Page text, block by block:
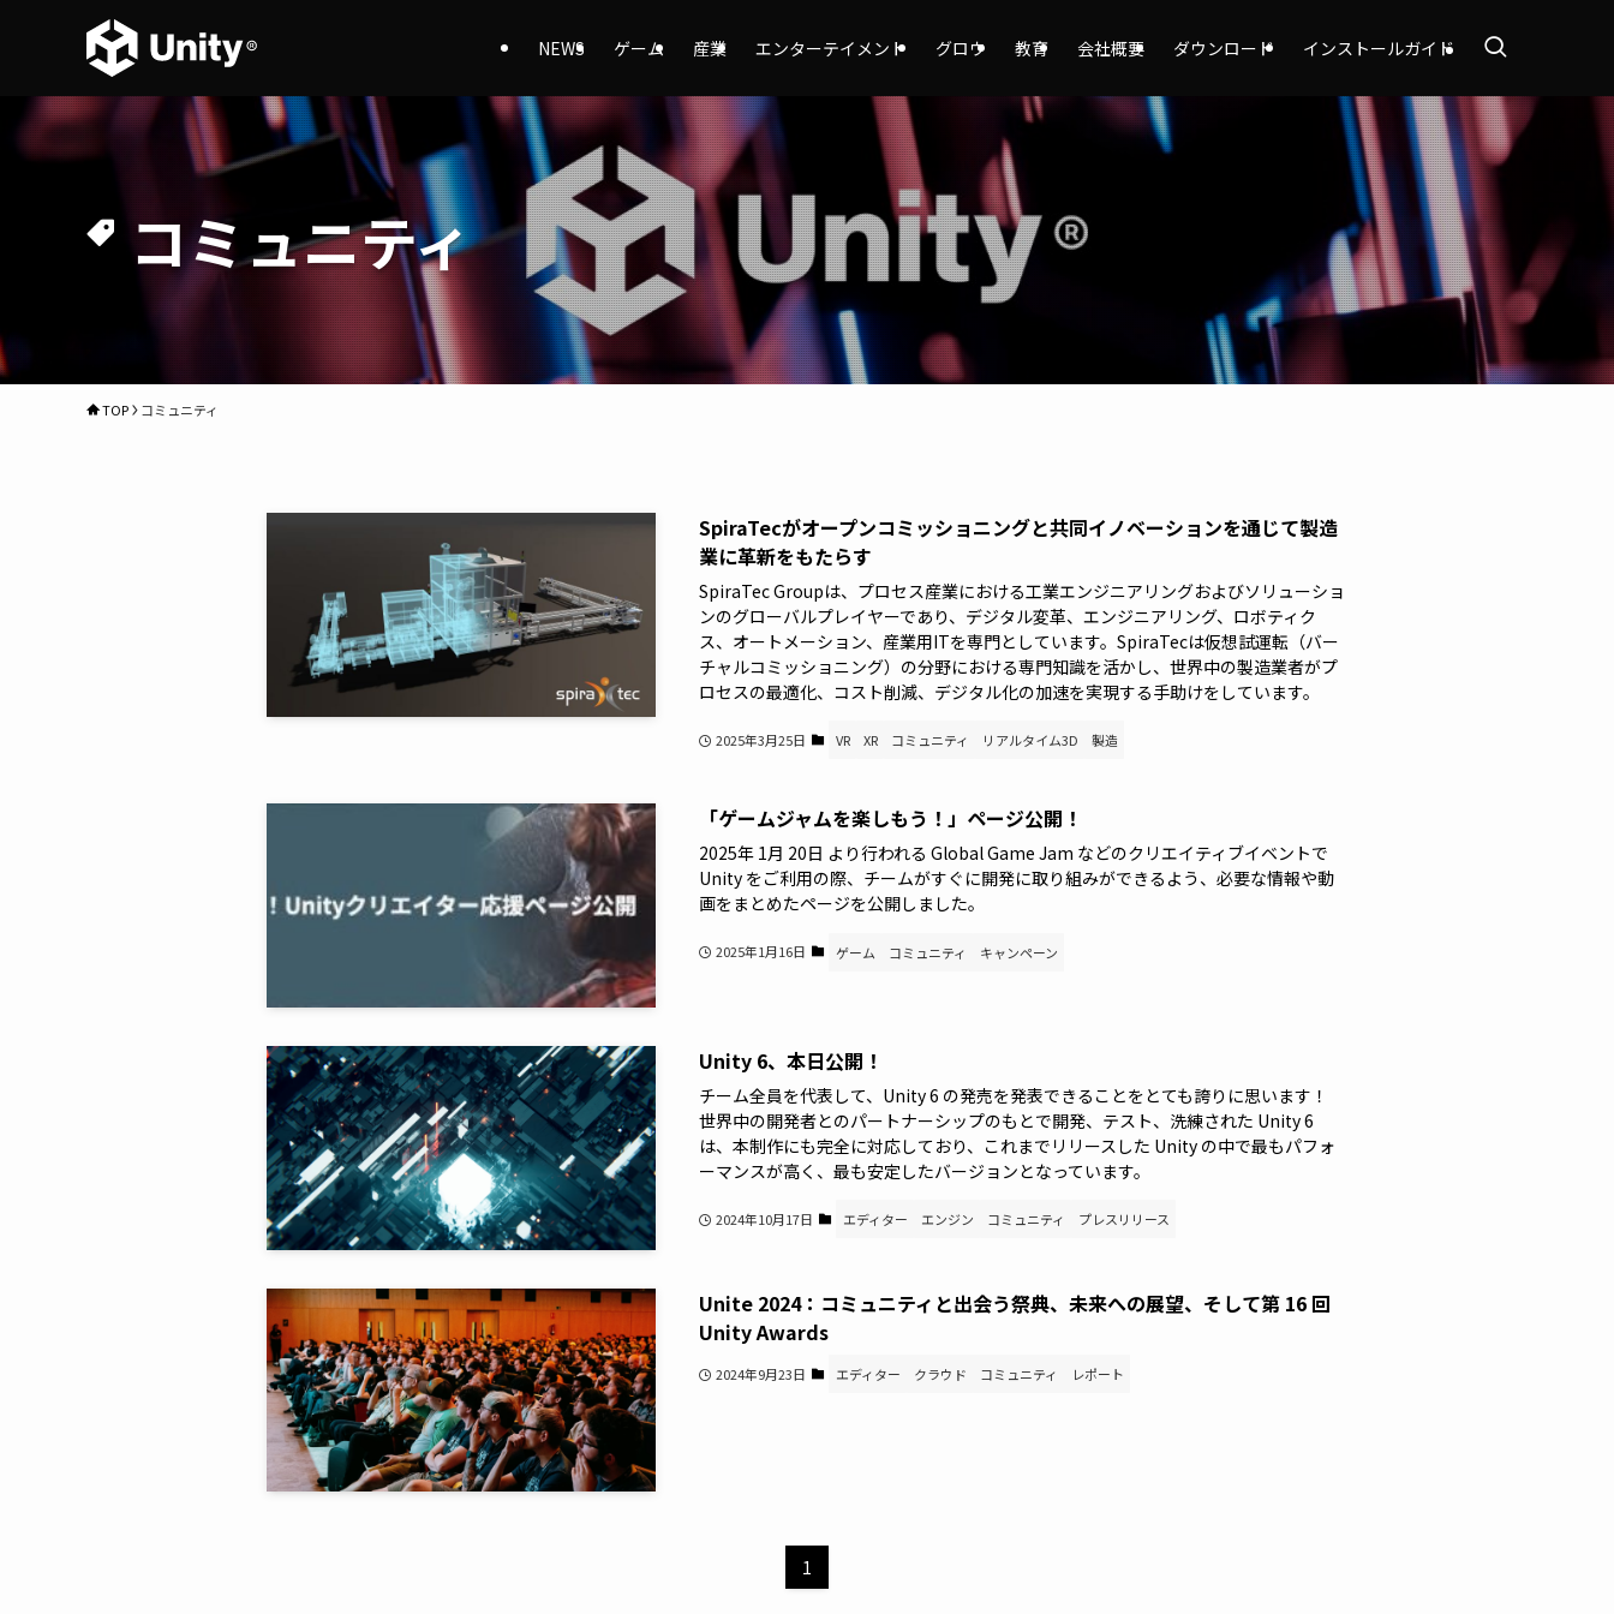
NEWS ゲーム 産業 エンターテイメント グロウ 教育 会社概要 ダウンロード インストールガイド
コミュニティ
TOP コミュニティ
SpiraTecがオープンコミッショニングと共同イノベーションを通じて製造
業に革新をもたらす
SpiraTec Groupは、プロセス産業における工業エンジニアリングおよびソリューショ
ンのグローバルプレイヤーであり、デジタル変革、エンジニアリング、ロボティク
ス、オートメーション、産業用ITを専門としています。SpiraTecは仮想試運転（バー
チャルコミッショニング）の分野における専門知識を活かし、世界中の製造業者がプ
ロセスの最適化、コスト削減、デジタル化の加速を実現する手助けをしています。
2025年3月25日 VR XR コミュニティ リアルタイム3D 製造
「ゲームジャムを楽しもう！」ページ公開！
2025年 1月 20日 より行われる Global Game Jam などのクリエイティブイベントで
Unity をご利用の際、チームがすぐに開発に取り組みができるよう、必要な情報や動
画をまとめたページを公開しました。
2025年1月16日 ゲーム コミュニティ キャンペーン
Unity 6、本日公開！
チーム全員を代表して、Unity 6 の発売を発表できることをとても誇りに思います！
世界中の開発者とのパートナーシップのもとで開発、テスト、洗練された Unity 6
は、本制作にも完全に対応しており、これまでリリースした Unity の中で最もパフォ
ーマンスが高く、最も安定したバージョンとなっています。
2024年10月17日 エディター エンジン コミュニティ プレスリリース
Unite 2024：コミュニティと出会う祭典、未来への展望、そして第 16 回
Unity Awards
2024年9月23日 エディター クラウド コミュニティ レポート
1